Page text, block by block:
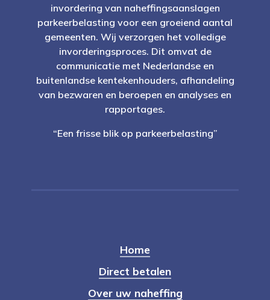
invordering van naheffingsaanslagen
parkeerbelasting voor een groeiend aantal
gemeenten. Wij verzorgen het volledige
invorderingsproces. Dit omvat de
communicatie met Nederlandse en
buitenlandse kentekenhouders, afhandeling
van bezwaren en beroepen en analyses en
rapportages.
“Een frisse blik op parkeerbelasting”
Home
Direct betalen
Over uw naheffing